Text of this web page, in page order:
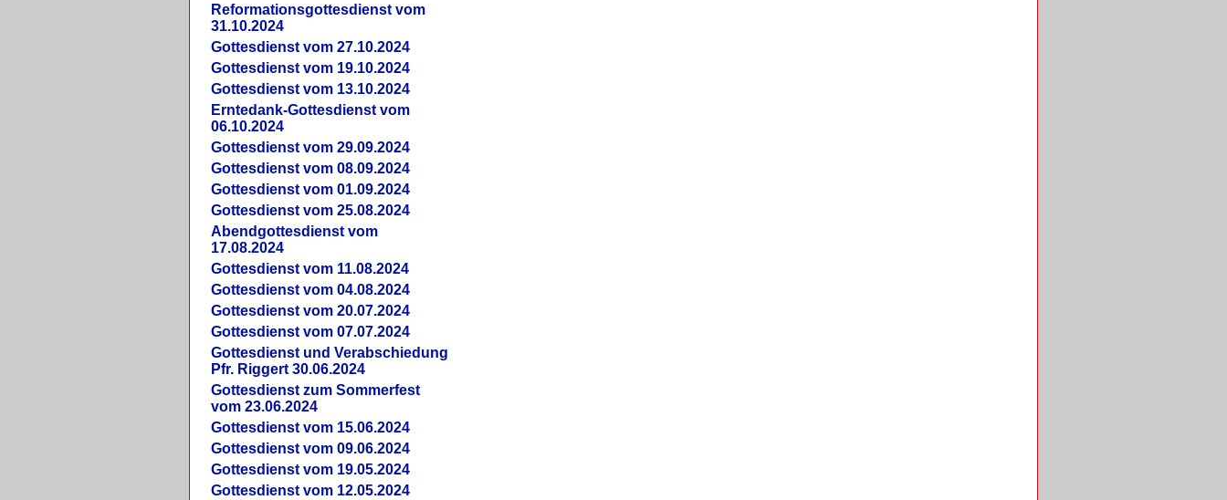
Reformationsgottesdienst vom
31.10.2024
Gottesdienst vom 27.10.2024
Gottesdienst vom 19.10.2024
Gottesdienst vom 13.10.2024
Erntedank-Gottesdienst vom
06.10.2024
Gottesdienst vom 29.09.2024
Gottesdienst vom 08.09.2024
Gottesdienst vom 01.09.2024
Gottesdienst vom 25.08.2024
Abendgottesdienst vom
17.08.2024
Gottesdienst vom 11.08.2024
Gottesdienst vom 04.08.2024
Gottesdienst vom 20.07.2024
Gottesdienst vom 07.07.2024
Gottesdienst und Verabschiedung
Pfr. Riggert 30.06.2024
Gottesdienst zum Sommerfest
vom 23.06.2024
Gottesdienst vom 15.06.2024
Gottesdienst vom 09.06.2024
Gottesdienst vom 19.05.2024
Gottesdienst vom 12.05.2024